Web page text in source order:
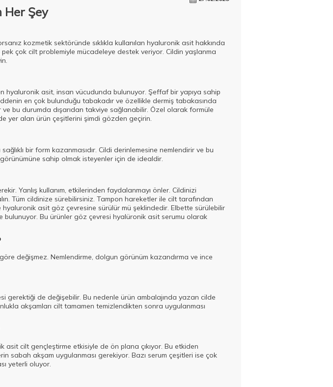
Her Şey
kozmetik sektöründe sıklıkla kullanılan hyaluronik asit hakkında
çok cilt problemiyle mücadeleye destek veriyor. Cildin yaşlanma
hyaluronik asit, insan vücudunda bulunuyor. Şeffaf bir yapıya sahip
en çok bulunduğu tabakadır ve özellikle dermiş tabakasında
bu durumda dışarıdan takviye sağlanabilir. Özel olarak formüle
yer alan ürün çeşitlerini şimdi gözden geçirin.
bir form kazanmasıdır. Cildi derinlemesine nemlendirir ve bu
sahip olmak isteyenler için de idealdir.
Yanlış kullanım, etkilerinden faydalanmayı önler. Cildinizi
Tüm cildinize sürebilirsiniz. Tampon hareketler ile cilt tarafından
asit göz çevresine sürülür mü şeklindedir. Elbette sürülebilir
Bu ürünler göz çevresi hyalüronik asit serumu olarak
değişmez. Nemlendirme, dolgun görünüm kazandırma ve ince
gerektiği de değişebilir. Bu nedenle ürün ambalajında yazan cilde
akşamları cilt tamamen temizlendikten sonra uygulanması
asit cilt gençleştirme etkisiyle de ön plana çıkıyor. Bu etkiden
sabah akşam uygulanması gerekiyor. Bazı serum çeşitleri ise çok
yeterli oluyor.